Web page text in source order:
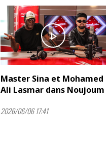
play_arrow
Master Sina et Mohamed
Ali Lasmar dans Noujoum
2026/06/06 17:41